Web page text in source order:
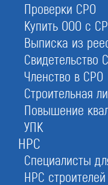
Проверки СРО
Купить ООО с
Выписка из
Свидетельство
Членство в СРО
Строительная
Повышение
УПК
НРС
Специалисты
НРС строителей
Услуги НРС НРС
НРС
реестр
геодезиста,
других